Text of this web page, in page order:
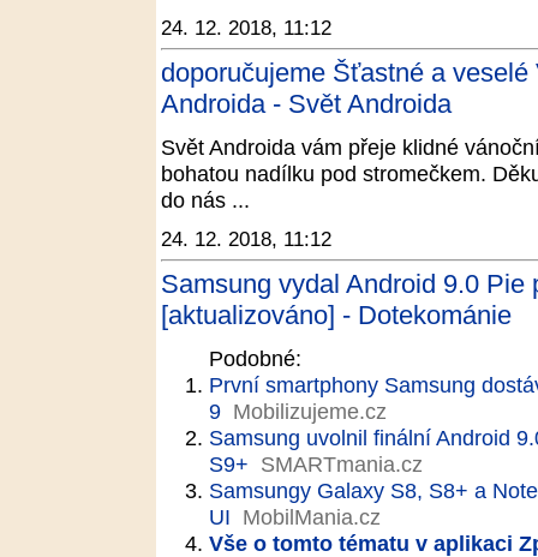
24. 12. 2018, 11:12
doporučujeme Šťastné a
Androida - Svět Androida
Svět Androida vám přeje klidné
bohatou nadílku pod stromečkem.
do nás ...
24. 12. 2018, 11:12
Samsung vydal Android 9.0 Pie
[aktualizováno] - Dotekománie
Podobné:
První smartphony Samsung
9 Mobilizujeme.cz
Samsung uvolnil finální Android
S9+ SMARTmania.cz
Samsungy Galaxy S8, S8+ a
UI MobilMania.cz
Vše o tomto tématu v aplikaci